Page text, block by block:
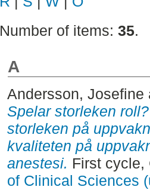
Number of items: 35.
A
Andersson, Josefine
Spelar storleken
storleken på
kvaliteten på
anestesi. First
of Clinical Sciences